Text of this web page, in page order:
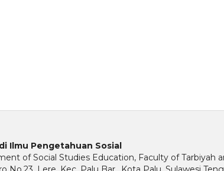
Ilmu Pengetahuan Sosial
of Social Studies Education, Faculty of Tarbiyah